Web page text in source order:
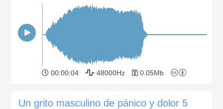
00:00:04 48000Hz 0.05Mb
Un grito masculino de pánico y dolor 5